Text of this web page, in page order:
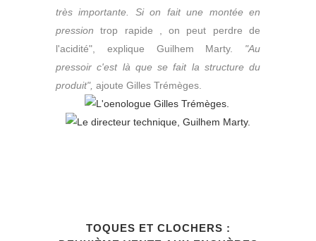
très importante. Si on fait une montée en
pressiontrop rapide , on peut perdre de
l'acidité", explique Guilhem Marty. "Au
pressoir c'est là que se fait la structure du
produit", ajoute Gilles Trémèges.
TOQUES ET CLOCHERS :